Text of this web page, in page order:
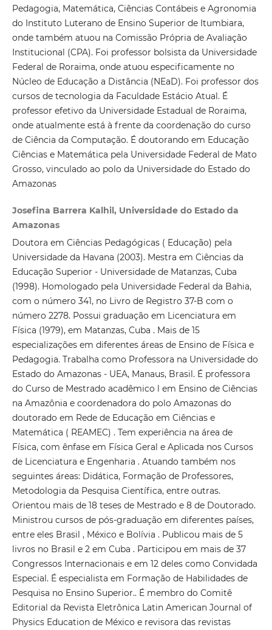
Pedagogia, Matemática, Ciências Contábeis e Agronomia
do Instituto Luterano de Ensino Superior de Itumbiara,
onde também atuou na Comissão Própria de Avaliação
Institucional (CPA). Foi professor bolsista da Universidade
Federal de Roraima, onde atuou especificamente no
Núcleo de Educação a Distância (NEaD). Foi professor dos
cursos de tecnologia da Faculdade Estácio Atual. É
professor efetivo da Universidade Estadual de Roraima,
onde atualmente está à frente da coordenação do curso
de Ciência da Computação. É doutorando em Educação
Ciências e Matemática pela Universidade Federal de Mato
Grosso, vinculado ao polo da Universidade do Estado do
Amazonas
Josefina Barrera Kalhil, Universidade do Estado da
Amazonas
Doutora em Ciências Pedagógicas ( Educação) pela
Universidade da Havana (2003). Mestra em Ciências da
Educação Superior - Universidade de Matanzas, Cuba
(1998). Homologado pela Universidade Federal da Bahia,
com o número 341, no Livro de Registro 37-B com o
número 2278. Possui graduação em Licenciatura em
Física (1979), em Matanzas, Cuba . Mais de 15
especializações em diferentes áreas de Ensino de Física e
Pedagogia. Trabalha como Professora na Universidade do
Estado do Amazonas - UEA, Manaus, Brasil. É professora
do Curso de Mestrado acadêmico l em Ensino de Ciências
na Amazônia e coordenadora do polo Amazonas do
doutorado em Rede de Educação em Ciências e
Matemática ( REAMEC) . Tem experiência na área de
Física, com ênfase em Física Geral e Aplicada nos Cursos
de Licenciatura e Engenharia . Atuando também nos
seguintes áreas: Didática, Formação de Professores,
Metodologia da Pesquisa Científica, entre outras.
Orientou mais de 18 teses de Mestrado e 8 de Doutorado.
Ministrou cursos de pós-graduação em diferentes países,
entre eles Brasil , México e Bolívia . Publicou mais de 5
livros no Brasil e 2 em Cuba . Participou em mais de 37
Congressos Internacionais e em 12 deles como Convidada
Especial. É especialista em Formação de Habilidades de
Pesquisa no Ensino Superior.. É membro do Comitê
Editorial da Revista Eletrônica Latin American Journal of
Physics Education de México e revisora das revistas